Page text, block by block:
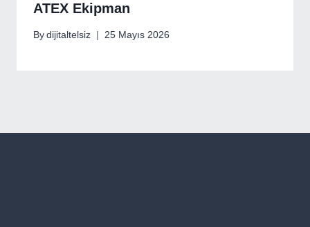
ATEX Ekipman
By dijitaltelsiz 25 Mayıs 2026